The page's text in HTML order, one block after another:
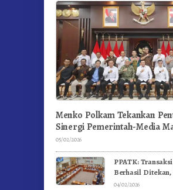
Menko Polkam Tekankan
Sinergi Pemerintah-Media
Jaga Stabilitas Bangsa
05/02/2026
PPATK:
Berhasil Ditekan,
Triliun Menjadi
04/02/2026